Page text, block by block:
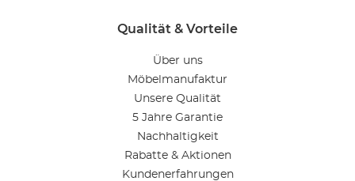
Qualität & Vorteile
Über uns
Möbelmanufaktur
Unsere Qualität
5 Jahre Garantie
Nachhaltigkeit
Rabatte & Aktionen
Kundenerfahrungen